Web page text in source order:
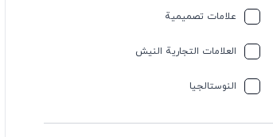
علامات تصميمية
العلامات التجارية النيش
النوستالجيا